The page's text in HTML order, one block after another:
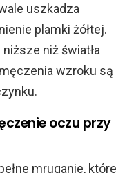
uszkadza
plamki żółtej.
niż światła
wzroku są
oczu przy
mruganie, które